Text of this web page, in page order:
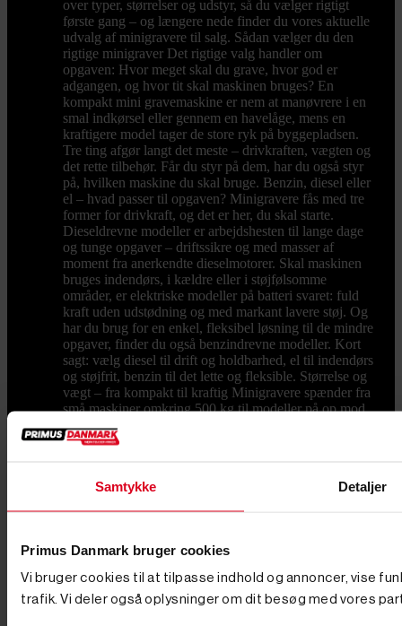
Samtykke Detaljer
Primus Danmark bruger cookies
Vi bruger cookies til at tilpasse indhold og annoncer, vise
trafik. Vi deler også oplysninger om dit besøg med vores
over typer, størrelser og udstyr, så du vælger rigtigt
første gang – og længere nede finder du vores aktuelle
udvalg af minigravere til salg. Sådan vælger du den
rigtige minigraver Det rigtige valg handler om
opgaven: Hvor meget skal du grave, hvor god er
adgangen, og hvor tit skal maskinen bruges? En
kompakt mini gravemaskine er nem at manøvrere i en
smal indkørsel eller gennem en havelåge, mens en
kraftigere model tager de store ryk på byggepladsen.
Tre ting afgør langt det meste – drivkraften, vægten og
det rette tilbehør. Får du styr på dem, har du også styr
på, hvilken maskine du skal bruge. Benzin, diesel eller
el – hvad passer til opgaven? Minigravere fås med tre
former for drivkraft, og det er her, du skal starte.
Dieseldrevne modeller er arbejdshesten til lange dage
og tunge opgaver – driftssikre og med masser af
moment fra anerkendte dieselmotorer. Skal maskinen
bruges indendørs, i kældre eller i støjfølsomme
områder, er elektriske modeller på batteri svaret: fuld
kraft uden udstødning og med markant lavere støj. Og
har du brug for en enkel, fleksibel løsning til de mindre
opgaver, finder du også benzindrevne modeller. Kort
sagt: vælg diesel til drift og holdbarhed, el til indendørs
og støjfrit, benzin til det lette og fleksible. Størrelse og
vægt – fra kompakt til kraftig Minigravere spænder fra
små maskiner omkring 500 kg til modeller på op mod
2 ton. Skal du bare grave i egen have, kan du klare dig
med en lille minigraver – nogle helt små modeller har
maskine på larvebånd fra omkring 1 ton og opefter det
både grave- og læsseopgaver, hjælper vi dig gerne med
at ramme den rigtige vægtklasse til netop dit behov.
Tilbehør og udstyr, der gør arbejdet nemmere En
minigraver er kun så god som det, du monterer på den.